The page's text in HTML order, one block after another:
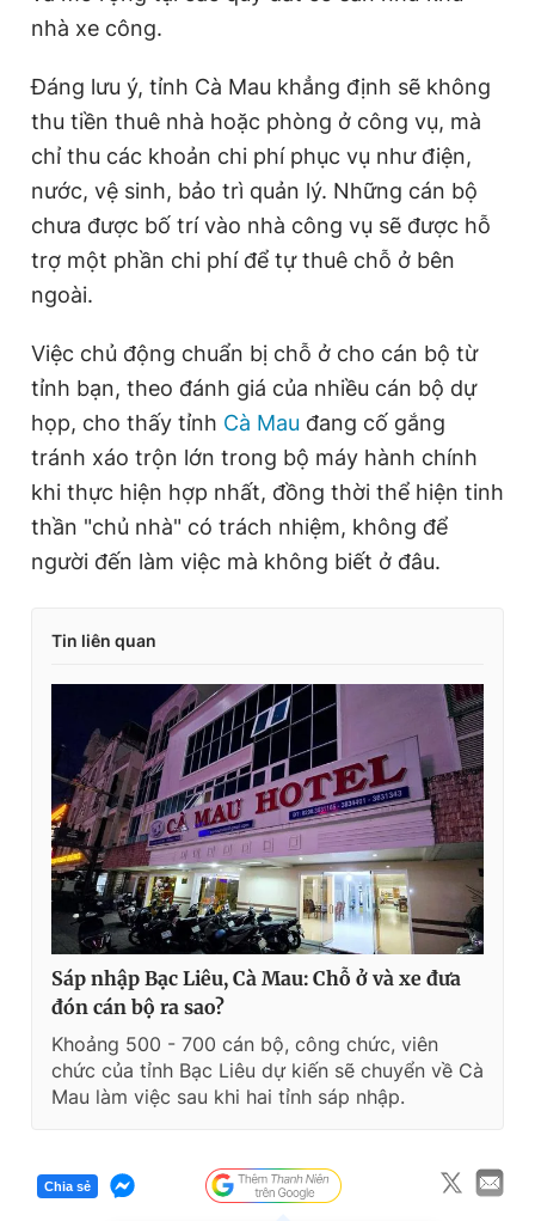
nhà xe công.
Đáng lưu ý, tỉnh Cà Mau khẳng định sẽ không
thu tiền thuê nhà hoặc phòng ở công vụ, mà
chỉ thu các khoản chi phí phục vụ như điện,
nước, vệ sinh, bảo trì quản lý. Những cán bộ
chưa được bố trí vào nhà công vụ sẽ được hỗ
trợ một phần chi phí để tự thuê chỗ ở bên
ngoài.
Việc chủ động chuẩn bị chỗ ở cho cán bộ từ
tỉnh bạn, theo đánh giá của nhiều cán bộ dự
họp, cho thấy tỉnh Cà Mau đang cố gắng
tránh xáo trộn lớn trong bộ máy hành chính
khi thực hiện hợp nhất, đồng thời thể hiện tinh
thần "chủ nhà" có trách nhiệm, không để
người đến làm việc mà không biết ở đâu.
Tin liên quan
Sáp nhập Bạc Liêu, Cà Mau: Chỗ ở và xe đưa
đón cán bộ ra sao?
Khoảng 500 - 700 cán bộ, công chức, viên
chức của tỉnh Bạc Liêu dự kiến sẽ chuyển về Cà
Mau làm việc sau khi hai tỉnh sáp nhập.
Chia sẻ